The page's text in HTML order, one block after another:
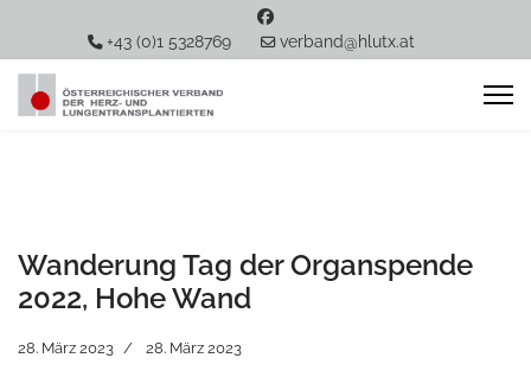
+43 (0)1 5328769 verband@hlutx.at
Wanderung Tag der Organspende
2022, Hohe Wand
28. März 2023 28. März 2023